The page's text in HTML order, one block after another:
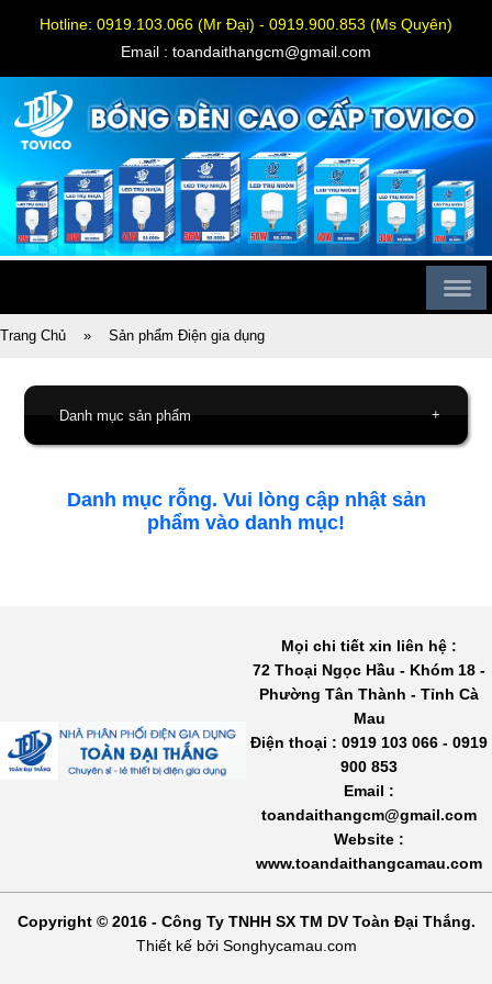
Hotline: 0919.103.066 (Mr Đại) - 0919.900.853 (Ms Quyên)
Email : toandaithangcm@gmail.com
Trang Chủ » Sản phẩm Điện gia dụng
Danh mục sản phẩm +
Danh mục rỗng. Vui lòng cập nhật sản
phẩm vào danh mục!
Mọi chi tiết xin liên hệ :
72 Thoại Ngọc Hầu - Khóm 18 -
Phường Tân Thành - Tỉnh Cà
Mau
Điện thoại : 0919 103 066 - 0919
900 853
Email :
toandaithangcm@gmail.com
Website :
www.toandaithangcamau.com
Copyright © 2016 - Công Ty TNHH SX TM DV Toàn Đại Thắng.
Thiết kế bởi Songhycamau.com